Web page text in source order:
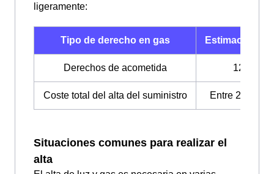
ligeramente:
Tipo de derecho en gas Estimación de
Derechos de acometida 128,67 €
Coste total del alta del suministro Entre 200 € y
Situaciones comunes para realizar el
alta